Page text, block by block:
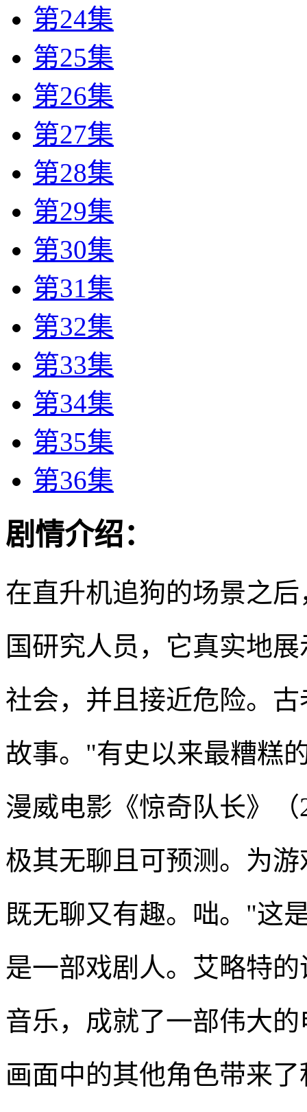
第24集
第25集
第26集
第27集
第28集
第29集
第30集
第31集
第32集
第33集
第34集
第35集
第36集
剧情介绍：
在直升机追狗的场景之
国研究人员，它真实地
社会，并且接近危险。
故事。"有史以来最糟糕
漫威电影《惊奇队长》
极其无聊且可预测。为
既无聊又有趣。咄。"这
是一部戏剧人。艾略特
音乐，成就了一部伟大
画面中的其他角色带来